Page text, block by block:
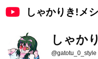
しゃかりき!メ
しゃか
@gatotu_0_style